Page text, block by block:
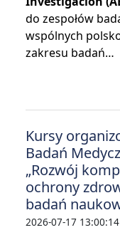
do zespołów
wspólnych
zakresu badań…
Kursy
Badań
„Rozwój
ochrony
badań
2026-07-17 13:00:14